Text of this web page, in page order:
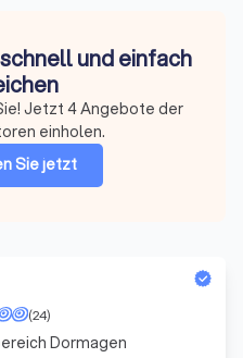
und einfach
Jetzt 4 Angebote der
einholen.
Sie jetzt
(24)
Dormagen